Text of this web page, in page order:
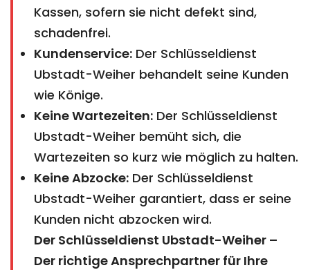
Kassen, sofern sie nicht defekt sind,
schadenfrei.
Kundenservice: Der Schlüsseldienst
Ubstadt-Weiher behandelt seine Kunden
wie Könige.
Keine Wartezeiten: Der Schlüsseldienst
Ubstadt-Weiher bemüht sich, die
Wartezeiten so kurz wie möglich zu halten.
Keine Abzocke: Der Schlüsseldienst
Ubstadt-Weiher garantiert, dass er seine
Kunden nicht abzocken wird.
Der Schlüsseldienst Ubstadt-Weiher –
Der richtige Ansprechpartner für Ihre